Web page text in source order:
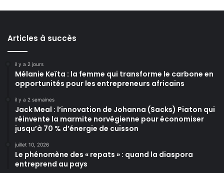
Articles à succès
il y a 2 jours
Mélanie Keïta : la femme qui transforme le carbone en
opportunités pour les entrepreneurs africains
il y a 2 semaines
Jack Meal : l’innovation de Johanna (Sacks) Piaton qui
réinvente la marmite norvégienne pour économiser
jusqu’à 70 % d’énergie de cuisson
juillet 10, 2026
Le phénomène des « repats » : quand la diaspora
entreprend au pays